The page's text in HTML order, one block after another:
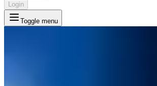
Login
Toggle menu